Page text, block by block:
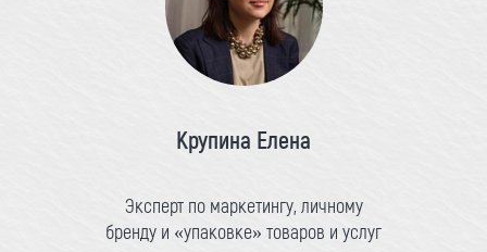
Крупина Елена
Эксперт по маркетингу, личному
бренду и «упаковке» товаров и услуг